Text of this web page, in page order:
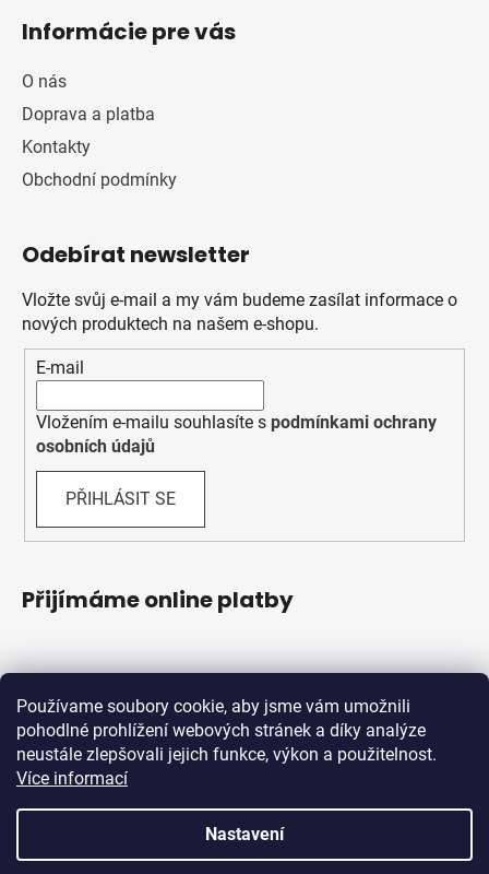
Používame soubory cookie, aby jsme vám umožnili
pohodlné prohlížení webových stránek a díky analýze
neustále zlepšovali jejich funkce, výkon a použitelnost.
Více informací
Nastavení
Informácie pre vás
O nás
Doprava a platba
Kontakty
Obchodní podmínky
Odebírat newsletter
Vložte svůj e-mail a my vám budeme zasílat informace o
nových produktech na našem e-shopu.
E-mail
Vložením e-mailu souhlasíte s podmínkami ochrany
osobních údajů
PŘIHLÁSIT SE
Přijímáme online platby